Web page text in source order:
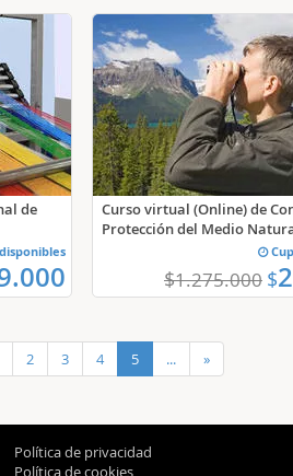
de
Curso virtual (Online) de
Protección del Medio
$1.275.000 $
2 3 4 5 ... »
Política de privacidad
Política de cookies